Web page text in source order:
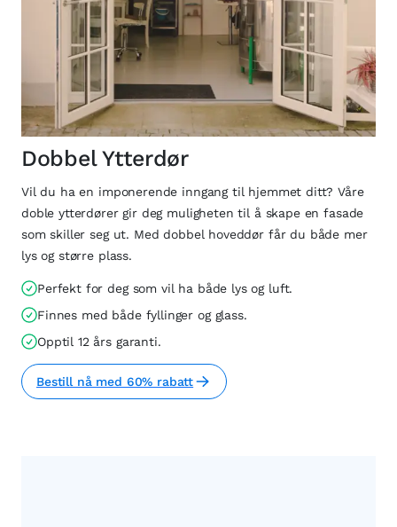
Dobbel Ytterdør
Vil du ha en imponerende inngang til hjemmet ditt? Våre
doble ytterdører gir deg muligheten til å skape en fasade
som skiller seg ut. Med dobbel hoveddør får du både mer
lys og større plass.
Perfekt for deg som vil ha både lys og luft.
Finnes med både fyllinger og glass.
Opptil 12 års garanti.
Bestill nå med 60% rabatt